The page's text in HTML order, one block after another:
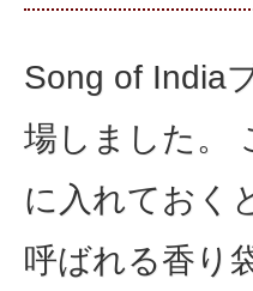
Song of India
場しました。
に入れておく
呼ばれる香り